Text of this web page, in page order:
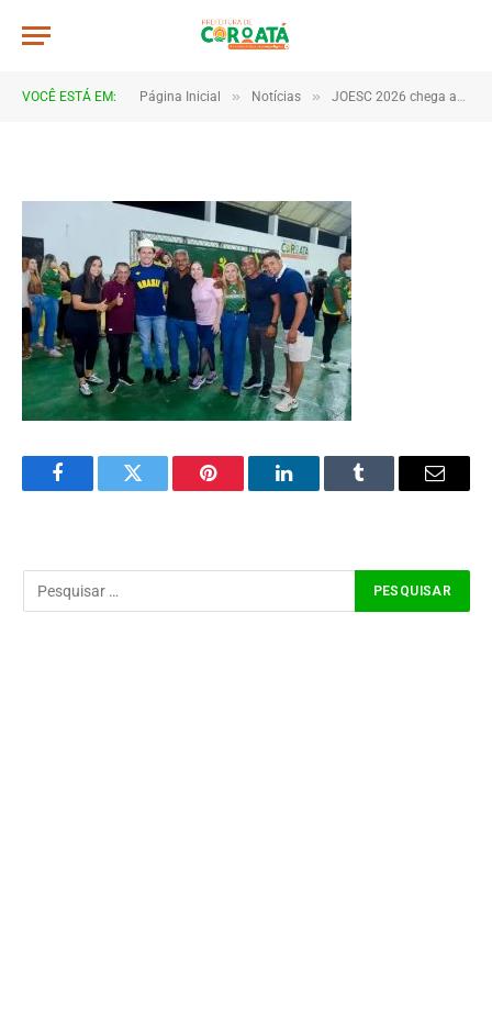
VOCÊ ESTÁ EM: Página Inicial » Notícias » JOESC 2026 chega ao fim após dias de emoção, talento e espírito esportivo em Coroatá
JWR_3754
FacebookTwitter Pinterest LinkedInTumblr Email